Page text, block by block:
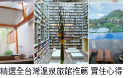
精選全台灣溫泉旅館推薦 實住心得